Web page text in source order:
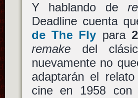
Y hablando de
Deadline cuenta
de The Fly para
remakedel
nuevamente no
adaptarán el
cine en 1958 con